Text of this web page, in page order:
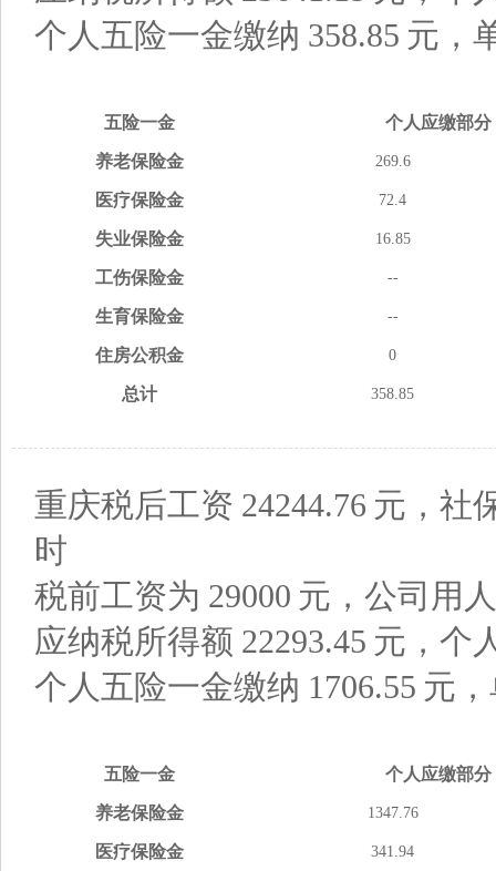
个人五险一金缴纳 358.85 元，
五险一金 个人应缴部分
养老保险金 269.6
医疗保险金 72.4
失业保险金 16.85
工伤保险金 --
生育保险金 --
住房公积金 0
总计 358.85
重庆税后工资 24244.76 元，社
时
税前工资为 29000 元，公司用
应纳税所得额 22293.45 元，个
个人五险一金缴纳 1706.55 元
五险一金 个人应缴部分
养老保险金 1347.76
医疗保险金 341.94